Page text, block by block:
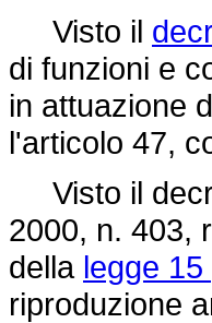
Visto il
di funzioni e
in attuazione
l'articolo 47,
Visto il
2000, n. 403,
della legge
riproduzione